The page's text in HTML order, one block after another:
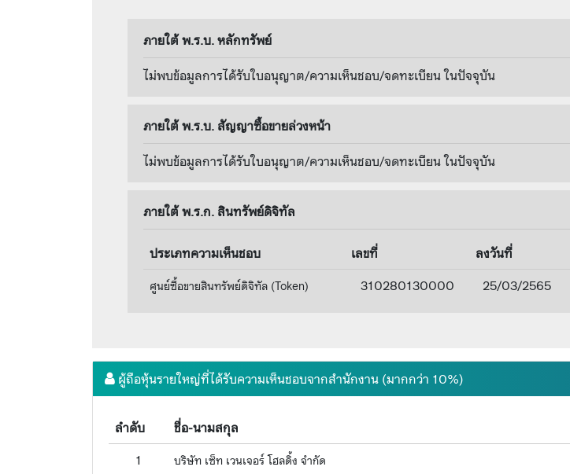
ภายใต้ พ.ร.บ. หลักทรัพย์
ไม่พบข้อมูลการได้รับใบอนุญาต/ความเห็นชอบ/จดทะเบียน ในปัจจุบัน
ภายใต้ พ.ร.บ. สัญญาซื้อขายล่วงหน้า
ไม่พบข้อมูลการได้รับใบอนุญาต/ความเห็นชอบ/จดทะเบียน ในปัจจุบัน
ภายใต้ พ.ร.ก. สินทรัพย์ดิจิทัล
ประเภทความเห็นชอบ เลขที่ ลงวันที่
ศูนย์ซื้อขายสินทรัพย์ดิจิทัล (Token) 310280130000 25/03/2565
ผู้ถือหุ้นรายใหญ่ที่ได้รับความเห็นชอบจากสำนักงาน (มากกว่า 10%)
ลำดับ ชื่อ-นามสกุล
1
บริษัท เซ็ท เวนเจอร์ โฮลดิ้ง จำกัด